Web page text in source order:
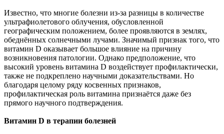
Известно, что многие болезни из-за разницы в количестве
ультрафиолетового облучения, обусловленной
географическим положением, более проявляются в землях,
обеднённых солнечными лучами. Значимый признак того, что
витамин D оказывает большое влияние на причину
возникновения патологии. Однако предположение, что
высокий уровень витамина D воздействует профилактически,
также не подкреплено научными доказательствами. Но
благодаря целому ряду косвенных признаков,
профилактическая роль витамина признаётся даже без
прямого научного подтверждения.
Витамин D в терапии болезней